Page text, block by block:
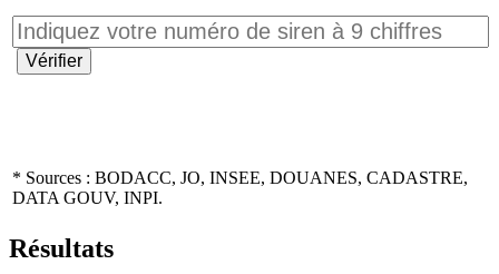
* Sources : BODACC, JO, INSEE, DOUANES, CADASTRE,
DATA GOUV, INPI.
Résultats